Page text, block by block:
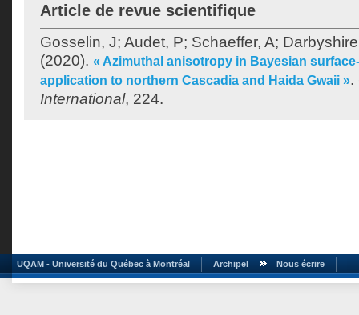
Article de revue scientifique
Gosselin, J; Audet, P; Schaeffer, A;
(2020). « Azimuthal anisotropy in Bayesian
application to northern Cascadia and Haida Gwaii ».
International, 224.
UQAM - Université du Québec à Montréal Archipel Nous écrire